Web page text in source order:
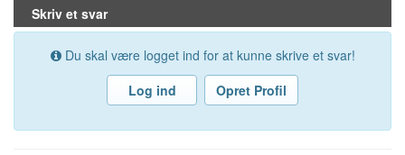
Skriv et svar
Du skal være logget ind for at kunne skrive et svar!
Log ind
Opret Profil